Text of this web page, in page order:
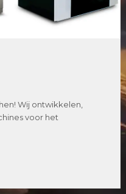
Wij ontwikkelen,
voor het